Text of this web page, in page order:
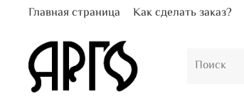
Главная страница Как сделать заказ?